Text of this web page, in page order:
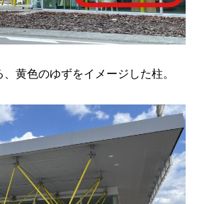
黄色のゆずをイメージした柱。